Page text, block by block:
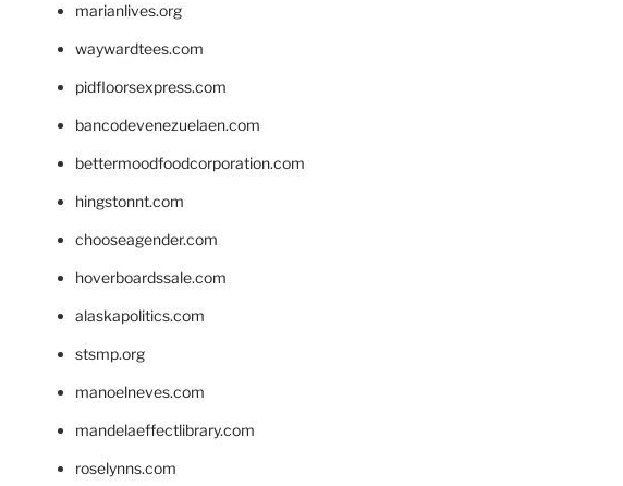
marianlives.org
waywardtees.com
pidfloorsexpress.com
bancodevenezuelaen.com
bettermoodfoodcorporation.com
hingstonnt.com
chooseagender.com
hoverboardssale.com
alaskapolitics.com
stsmp.org
manoelneves.com
mandelaeffectlibrary.com
roselynns.com